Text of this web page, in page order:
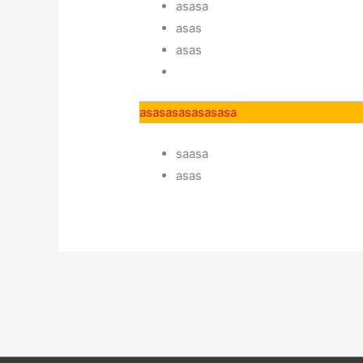
asasa
asas
asas
asasasasasasasa
saasa
asas